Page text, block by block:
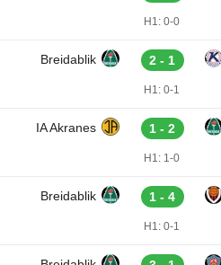
H1: 0-0
Breidablik 2 - 1
H1: 0-1
IA Akranes 1 - 2
H1: 1-0
Breidablik 1 - 4
H1: 0-1